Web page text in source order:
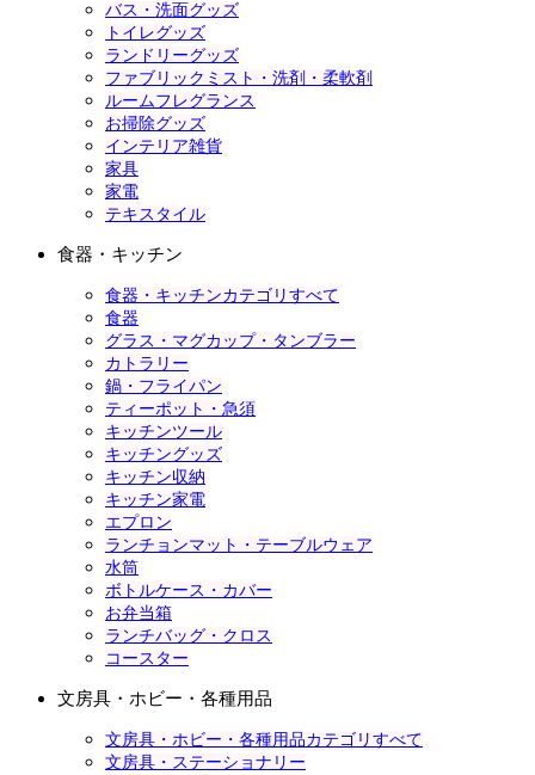
バス・洗面グッズ
トイレグッズ
ランドリーグッズ
ファブリックミスト・洗剤・柔軟剤
ルームフレグランス
お掃除グッズ
インテリア雑貨
家具
家電
テキスタイル
食器・キッチン
食器・キッチンカテゴリすべて
食器
グラス・マグカップ・タンブラー
カトラリー
鍋・フライパン
ティーポット・急須
キッチンツール
キッチングッズ
キッチン収納
キッチン家電
エプロン
ランチョンマット・テーブルウェア
水筒
ボトルケース・カバー
お弁当箱
ランチバッグ・クロス
コースター
文房具・ホビー・各種用品
文房具・ホビー・各種用品カテゴリすべて
文房具・ステーショナリー